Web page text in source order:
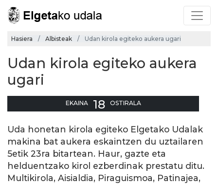
Hasiera Albisteak Udan kirola egiteko aukera ugari
Udan kirola egiteko aukera
ugari
EKAINA 18 OSTIRALA
Uda honetan kirola egiteko Elgetako Udalak
makina bat aukera eskaintzen du uztailaren
5etik 23ra bitartean. Haur, gazte eta
helduentzako kirol ezberdinak prestatu ditu.
Multikirola, Aisialdia, Piraguismoa, Patinajea,